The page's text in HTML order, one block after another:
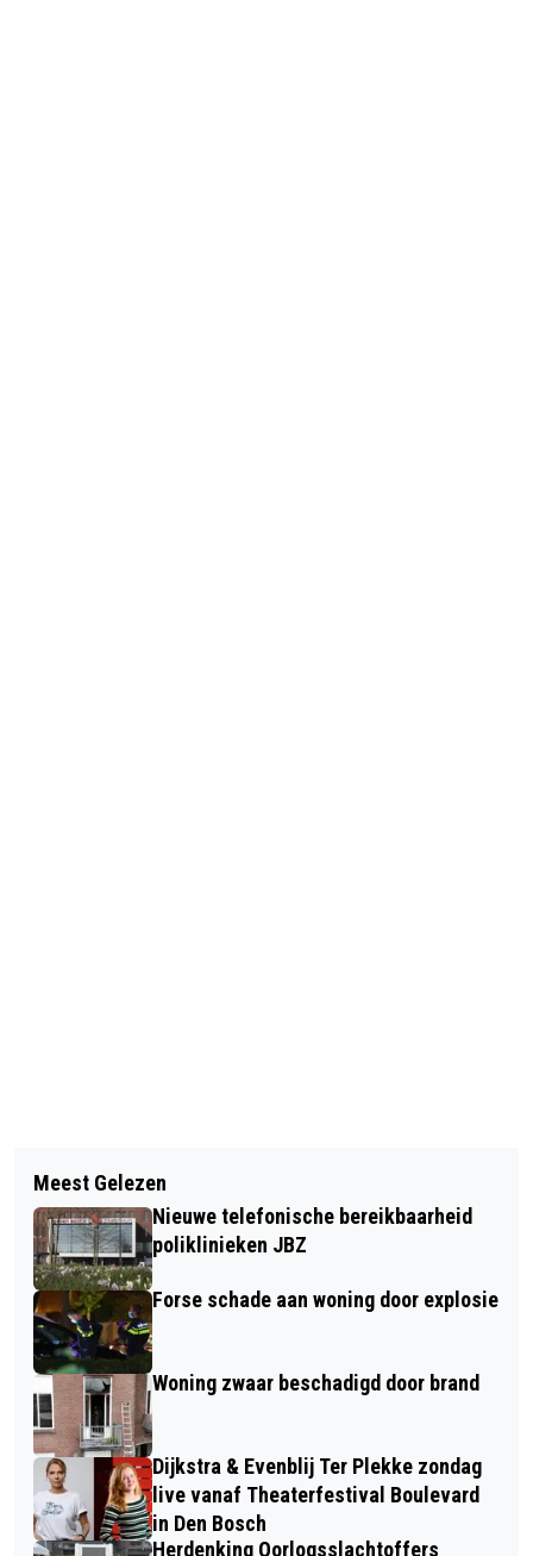
KENNIS, INSPIRATIE EN
ONTMOETINGEN TIJDENS HET
GEBOORTE EVENT
POPKOOR PRESTIGE DEN BOSCH
START ALSNOG IN SEPTEMBER 2026
Meest Gelezen
Nieuwe telefonische bereikbaarheid
poliklinieken JBZ
Forse schade aan woning door explosie
Woning zwaar beschadigd door brand
Dijkstra & Evenblij Ter Plekke zondag
live vanaf Theaterfestival Boulevard
in Den Bosch
Herdenking Oorlogsslachtoffers